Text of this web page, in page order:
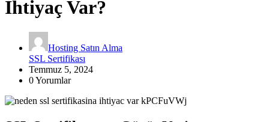
İhtiyaç Var?
Hosting Satın Alma
SSL Sertifikası
Temmuz 5, 2024
0 Yorumlar